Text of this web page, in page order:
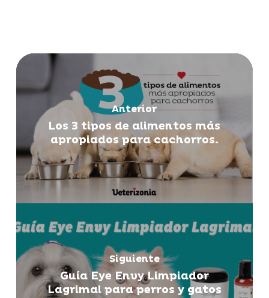
Anterior
Los 3 tipos de alimentos más
apropiados para cachorros.
Siguiente
Guía Eye Envy Limpiador
Lagrimal para perros y gatos